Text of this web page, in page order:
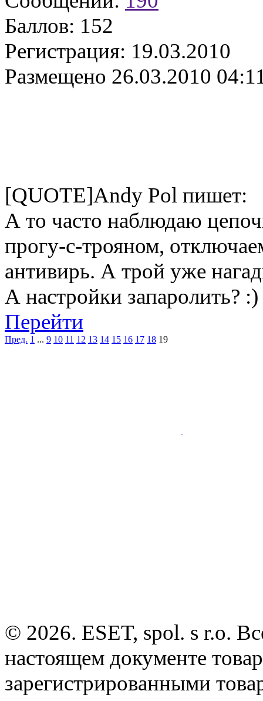
Баллов: 152
Регистрация: 19.03.2010
Размещено 26.03.2010
[QUOTE]Andy Pol пишет:
А то часто наблюдаю
прогу-с-трояном,
антивирь. А трой уже
А настройки запаролить? :)
Перейти
Пред. 1 ... 9 10 11 12 13 14 15 16 17 18 19
© 2026. ESET, spol. s r.o.
настоящем документе
зарегистрированными